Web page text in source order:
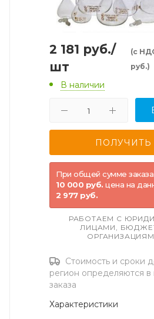
2 181 руб./
шт
(с
руб.)
В наличии
При общей сумме
10 000 руб. цена на
2 977 руб.
РАБОТАЕМ С
ЛИЦАМИ,
Стоимость и сроки
регион определяются в
заказа
Характеристики